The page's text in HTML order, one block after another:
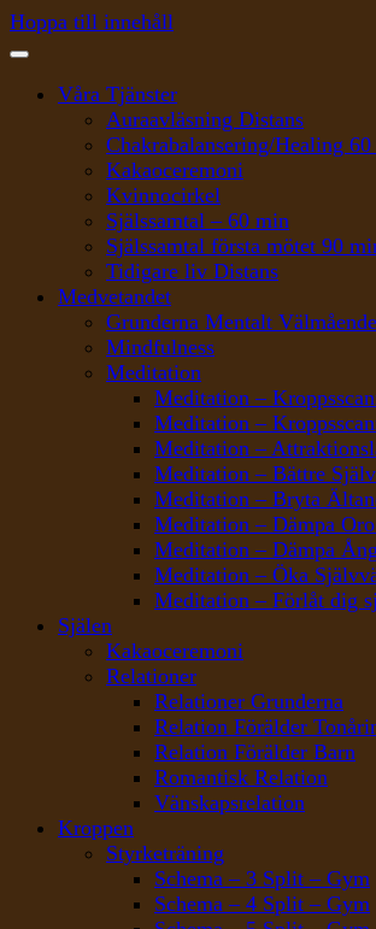
Hoppa till innehåll
Våra Tjänster
Auraavläsning Distans
Chakrabalansering/Healing
Kakaoceremoni
Kvinnocirkel
Själssamtal – 60 min
Själssamtal första mötet 90
Tidigare liv Distans
Medvetandet
Grunderna Mentalt Välmående
Mindfulness
Meditation
Meditation –
Meditation –
Meditation –
Meditation – Bättre
Meditation – Bryta
Meditation – Dämpa
Meditation – Dämpa
Meditation – Öka
Meditation – Förlåt dig
Själen
Kakaoceremoni
Relationer
Relationer Grunderna
Relation Förälder
Relation Förälder Barn
Romantisk Relation
Vänskapsrelation
Kroppen
Styrketräning
Schema – 3 Split – Gym
Schema – 4 Split – Gym